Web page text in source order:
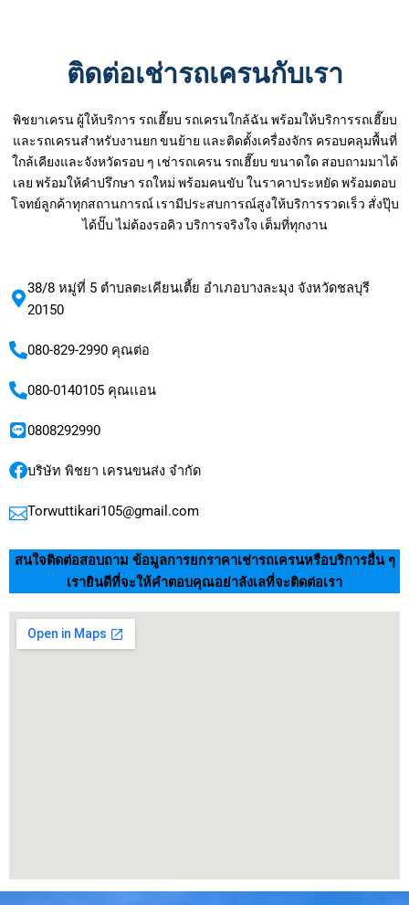
ติดต่อเช่ารถเครนกับเรา
พิชยาเครน ผู้ให้บริการ รถเฮี๊ยบ รถเครนใกล้ฉัน พร้อมให้บริการรถเฮี๊ยบ
และรถเครนสำหรับงานยก ขนย้าย และติดตั้งเครื่องจักร ครอบคลุมพื้นที่
ใกล้เคียงและจังหวัดรอบ ๆ เช่ารถเครน รถเฮี๊ยบ ขนาดใด สอบถามมาได้
เลย พร้อมให้คำปรึกษา รถใหม่ พร้อมคนขับ ในราคาประหยัด พร้อมตอบ
โจทย์ลูกค้าทุกสถานการณ์ เรามีประสบการณ์สูงให้บริการรวดเร็ว สั่งปุ๊บ
ได้ปั๊บ ไม่ต้องรอคิว บริการจริงใจ เต็มที่ทุกงาน
38/8 หมู่ที่ 5 ตำบลตะเคียนเตี้ย อำเภอบางละมุง จังหวัดชลบุรี
20150
080-829-2990 คุณต่อ
080-0140105 คุณเเอน
0808292990
บริษัท พิชยา เครนขนส่ง จำกัด
Torwuttikari105@gmail.com
สนใจติดต่อสอบถาม ข้อมูลการยกราคาเช่ารถเครนหรือบริการอื่น ๆ
เรายินดีที่จะให้คำตอบคุณอย่าลังเลที่จะติดต่อเรา